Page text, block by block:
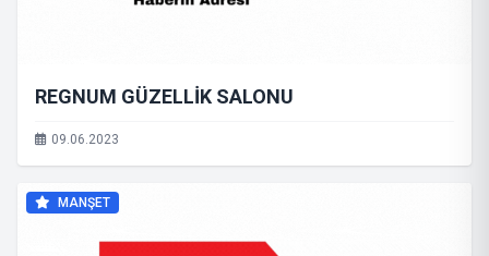
REGNUM GÜZELLİK SALONU
09.06.2023
MANŞET